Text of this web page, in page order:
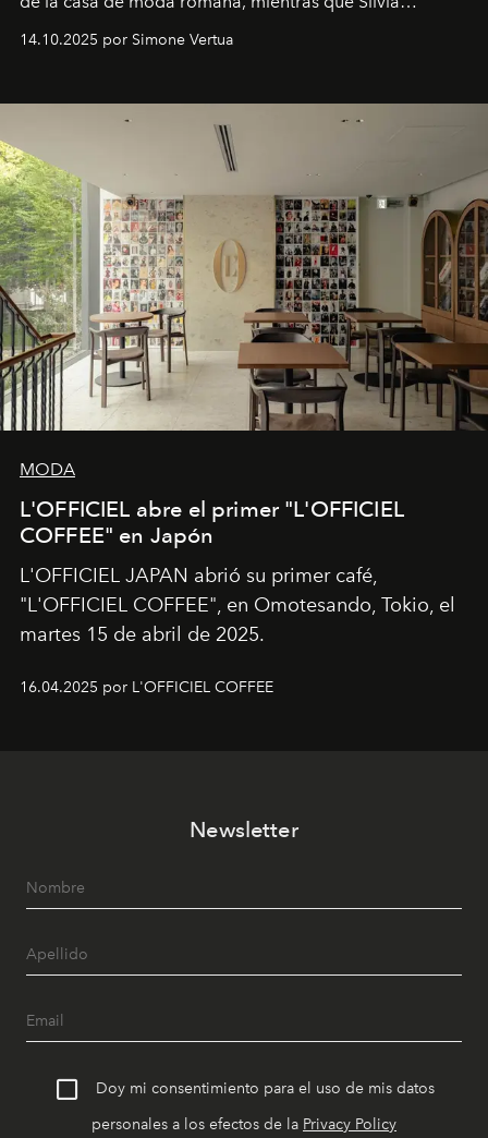
14.10.2025 por Simone Vertua
MODA
L'OFFICIEL abre el primer "L'OFFICIEL
COFFEE" en Japón
L'OFFICIEL JAPAN abrió su primer café,
"L'OFFICIEL COFFEE", en Omotesando, Tokio, el
martes 15 de abril de 2025.
16.04.2025 por L'OFFICIEL COFFEE
Newsletter
Doy mi consentimiento para el uso de mis datos
personales a los efectos de la Privacy Policy